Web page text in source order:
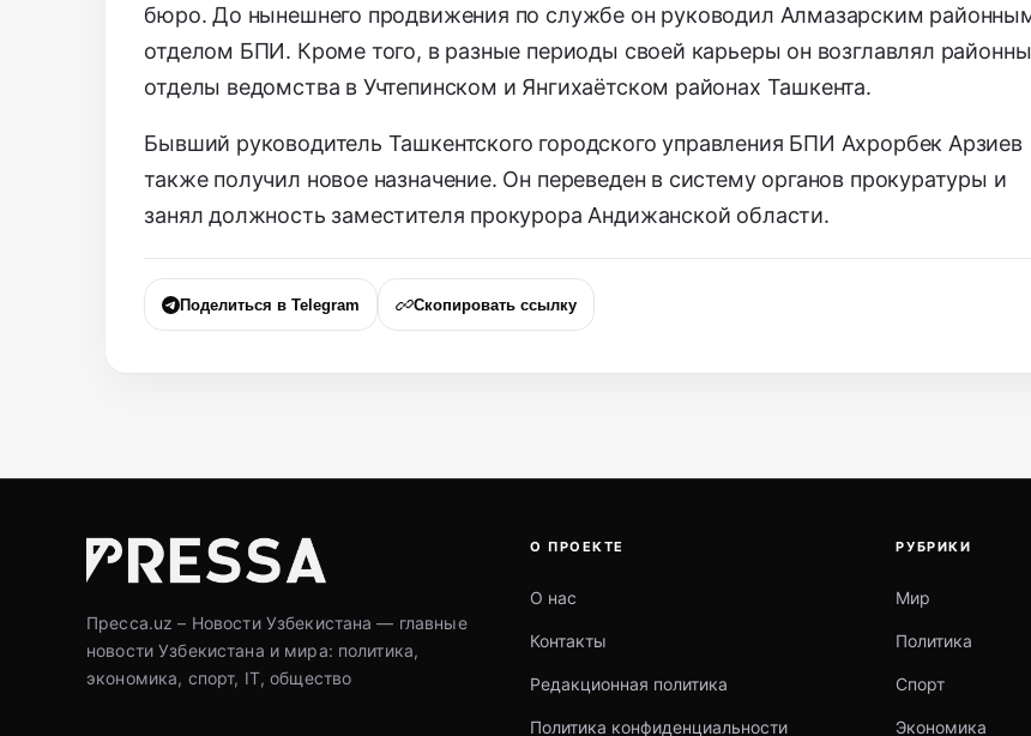
бюро. До нынешнего продвижения по службе он руководил Алмазарским
отделом БПИ. Кроме того, в разные периоды своей карьеры он возглавлял
отделы ведомства в Учтепинском и Янгихаётском районах Ташкента.
Бывший руководитель Ташкентского городского управления БПИ Ахрорбек Арзиев
также получил новое назначение. Он переведен в систему органов прокуратуры и
занял должность заместителя прокурора Андижанской области.
Поделиться в Telegram Скопировать ссылку
Пресса.uz – Новости Узбекистана — главные
новости Узбекистана и мира: политика,
экономика, спорт, IT, общество
О ПРОЕКТЕ
О нас
Контакты
Редакционная политика
Политика конфиденциальности
РУБРИКИ
Мир
Политика
Спорт
Экономика